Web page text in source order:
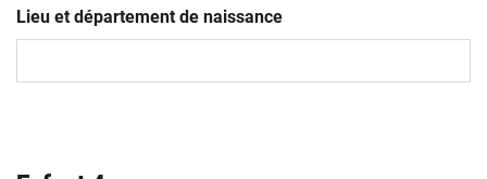
slash
MM
Lieu et département de naissance